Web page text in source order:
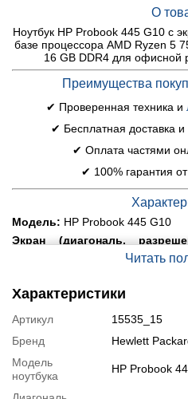
О
Ноутбук HP Probook 445 G10 с
базе процессора AMD Ryzen 5
16 GB DDR4 для офисной
Преимущества
✔ Проверенная техника и
✔ Бесплатная доставка и
✔ Оплата частями
✔ 100% гарантия
Модель: HP Probook 445 G10
Экран (диагональ,
Оперативная память:
Постоянная память:256 GB SSD
Графика:
интегрированная
Веб-камера:
Порты:3x USB 3.2, 2x USB
Читать
Характеристики
Артикул
15535_15
Бренд
Hewlett
Модель
ноутбука
HP Probook